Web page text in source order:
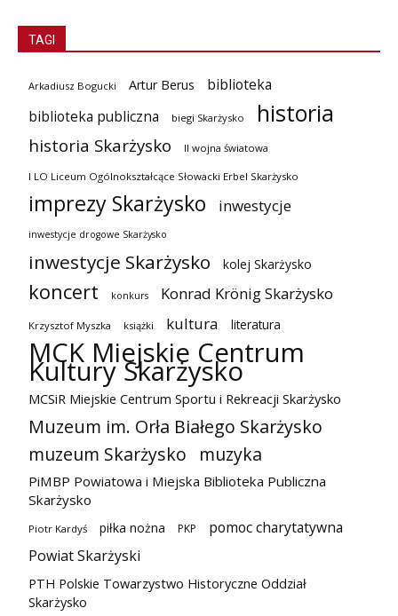
TAGI
Arkadiusz Bogucki Artur Berus
biblioteka
biblioteka publiczna
biegi Skarżysko historia
historia Skarżysko II wojna światowa
I LO Liceum Ogólnokształcące Słowacki Erbel Skarżysko
imprezy Skarżysko inwestycje
inwestycje drogowe Skarżysko
inwestycje Skarżysko kolej Skarżysko
koncert konkurs Konrad Krönig Skarżysko
Krzysztof Myszka książki kultura literatura
MCK Miejskie Centrum
Kultury Skarżysko
MCSiR Miejskie Centrum Sportu i Rekreacji Skarżysko
Muzeum im. Orła Białego Skarżysko
muzeum Skarżysko
muzyka
PiMBP Powiatowa i Miejska Biblioteka Publiczna
Skarżysko
Piotr Kardyś piłka nożna PKP
pomoc charytatywna
Powiat Skarżyski
PTH Polskie Towarzystwo Historyczne Oddział
Skarżysko